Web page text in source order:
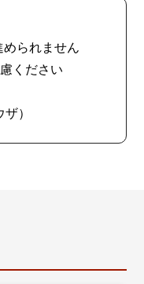
られません
ください
）